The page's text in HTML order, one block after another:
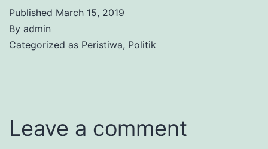
Published March 15, 2019
By admin
Categorized as Peristiwa, Politik
Leave a comment